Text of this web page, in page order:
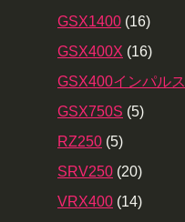
GSX1400 (16)
GSX400X (16)
GSX400インパルス
GSX750S (5)
RZ250 (5)
SRV250 (20)
VRX400 (14)